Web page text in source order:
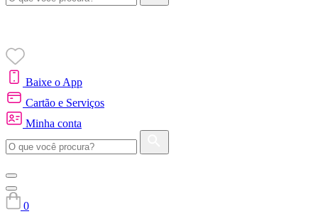
Baixe o App
Cartão e Serviços
Minha conta
0